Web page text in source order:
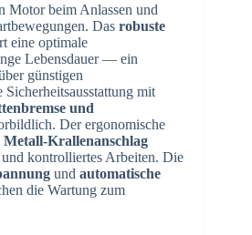
Motor beim Anlassen und
Das robuste
eine optimale
Lebensdauer — ein
günstigen
mit
und
Der ergonomische
Metall-Krallenanschlag
kontrolliertes Arbeiten. Die
und automatische
die Wartung zum